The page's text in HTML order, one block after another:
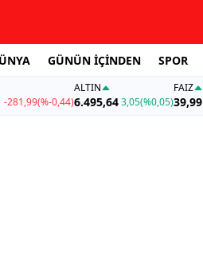
GÜNÜN İÇİNDEN SPOR
-281,99(%-0,44)
ALTIN
6.495,643,05(%0,05)
FAİZ
39,99